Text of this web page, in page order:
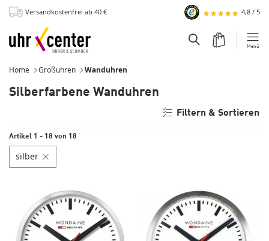
Hauptinhalt
Versandkostenfrei ab 40 € 4,8 / 5
Menü
Warenkorb
Suchfeld
Home Großuhren Wanduhren
Silberfarbene Wanduhren
Filtern & Sortieren
Artikel 1 - 18 von 18
silber
Filter löschen